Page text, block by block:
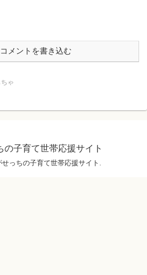
コメントを書き込む
ゃ
の子育て世帯応援サイト
っちの子育て世帯応援サイト.